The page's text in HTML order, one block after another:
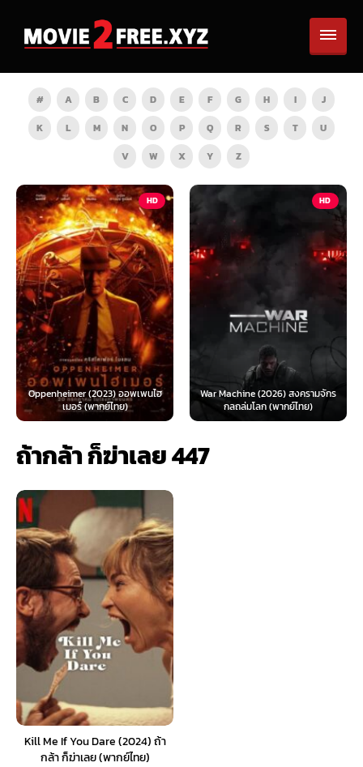
# A B C D E F G H I
J
K
L M N O P Q R S T
U
V
W X Y Z
HD
Oppenheimer (2023) ออพเพนไฮ
เมอร์ (พากย์ไทย)
HD
War Machine (2026) สงครามจักร
กลถล่มโลก (พากย์ไทย)
ถ้ากล้า ก็ฆ่าเลย 447
Kill Me If You Dare (2024) ถ้า
กล้า ก็ฆ่าเลย (พากย์ไทย)